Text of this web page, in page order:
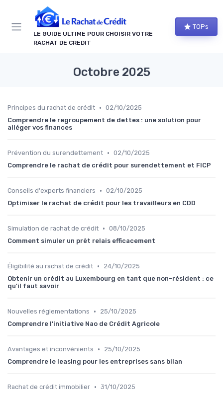
LE GUIDE ULTIME POUR CHOISIR VOTRE
RACHAT DE CREDIT
TOPs
Octobre 2025
Principes du rachat de crédit • 02/10/2025
Comprendre le regroupement de dettes : une solution pour
alléger vos finances
Prévention du surendettement • 02/10/2025
Comprendre le rachat de crédit pour surendettement et FICP
Conseils d'experts financiers • 02/10/2025
Optimiser le rachat de crédit pour les travailleurs en CDD
Simulation de rachat de crédit • 08/10/2025
Comment simuler un prêt relais efficacement
Éligibilité au rachat de crédit •
24/10/2025
Obtenir un crédit au Luxembourg en tant que non-résident : ce
qu'il faut savoir
Nouvelles réglementations •
25/10/2025
Comprendre l'initiative Nao de Crédit Agricole
Avantages et inconvénients •
25/10/2025
Comprendre le leasing pour les entreprises sans bilan
Rachat de crédit immobilier • 31/10/2025
Panneau de gestion des cookies